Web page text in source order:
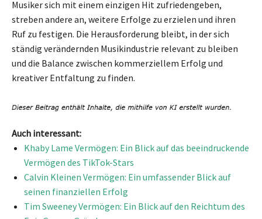
Musiker sich mit einem einzigen Hit zufriedengeben,
streben andere an, weitere Erfolge zu erzielen und ihren
Ruf zu festigen. Die Herausforderung bleibt, in der sich
ständig verändernden Musikindustrie relevant zu bleiben
und die Balance zwischen kommerziellem Erfolg und
kreativer Entfaltung zu finden.
Auch interessant:
Khaby Lame Vermögen: Ein Blick auf das beeindruckende
Vermögen des TikTok-Stars
Calvin Kleinen Vermögen: Ein umfassender Blick auf
seinen finanziellen Erfolg
Tim Sweeney Vermögen: Ein Blick auf den Reichtum des